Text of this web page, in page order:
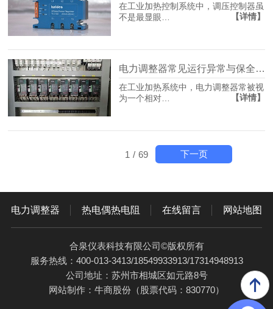
在工业加热控制系统中，调压控制器虽
不是最显眼…
【详情】
电力调整器常见运行异常与保全策略
在工业加热系统中，电力调整器常被视
为一个相对…
【详情】
1 / 69 下一页
电力调整器 热电偶热电阻 在线留言 网站地图
合泉仪表科技有限公司©版权所有
服务热线：400-013-3413/18549933913/17314948913
公司地址：苏州市相城区如元路8号
网站制作： 牛商股份 （股票代码：830770）